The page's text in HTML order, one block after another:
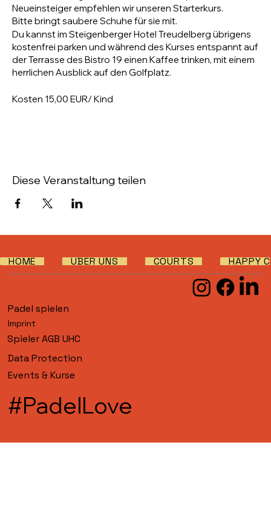
Neueinsteiger empfehlen wir unseren Starterkurs.
Bitte bringt saubere Schuhe für sie mit.
Du kannst im Steigenberger Hotel Treudelberg übrigens
kostenfrei parken und während des Kurses entspannt auf
der Terrasse des Bistro 19 einen Kaffee trinken, mit einem
herrlichen Ausblick auf den Golfplatz.
Kosten 15,00 EUR/ Kind
Diese Veranstaltung teilen
#PadelLove
Imprint
Data Protection
Padel spielen
Events & Kurse
Spieler AGB UHC
HOME ÜBER UNS COURTS HAPPY